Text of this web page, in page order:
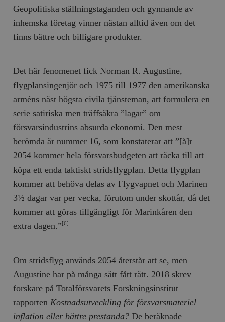
Geopolitiska ställningstaganden och gynnande av
inhemska företag vinner nästan alltid även om det
finns bättre och billigare produkter.
Det här fenomenet fick Norman R. Augustine,
flygplansingenjör och 1975 till 1977 den amerikanska
arméns näst högsta civila tjänsteman, att formulera en
serie satiriska men träffsäkra ”lagar” om
försvarsindustrins absurda ekonomi. Den mest
berömda är nummer 16, som konstaterar att ”[å]r
2054 kommer hela försvarsbudgeten att räcka till att
köpa ett enda taktiskt stridsflygplan. Detta flygplan
kommer att behöva delas av Flygvapnet och Marinen
3½ dagar var per vecka, förutom under skottår, då det
kommer att göras tillgängligt för Marinkåren den
extra dagen.”[6]
Om stridsflyg används 2054 återstår att se, men
Augustine har på många sätt fått rätt. 2018 skrev
forskare på Totalförsvarets Forskningsinstitut
rapporten Kostnadsutveckling för försvarsmateriel –
inflation eller bättre prestanda?De beräknade